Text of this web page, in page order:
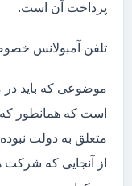
پرداخت آن است.
تلفن آمبولانس
موضوعی که باید در
است که همانطور
متعلق به دولت
از آنجایی که شرکت